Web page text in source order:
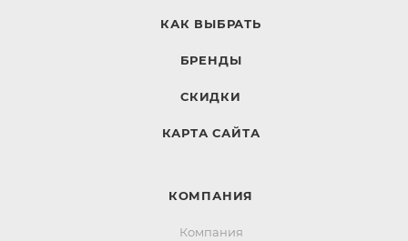
КАК ВЫБРАТЬ
БРЕНДЫ
СКИДКИ
КАРТА САЙТА
КОМПАНИЯ
Компания